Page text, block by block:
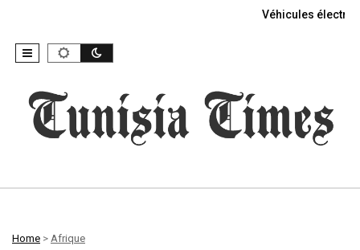
Véhicules
Home > Afrique